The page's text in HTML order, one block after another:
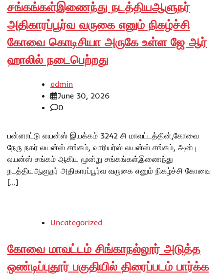
சங்கங்கள்இணைந்து நடத்தியஆளுநர்
அதிகாரப்பூர்வ வருகை எனும் நிகழ்ச்சி
கோவை கொடிசியா அருகே உள்ள ஜே ஆர்
ஹாலில் நடைபெற்றது
admin
June 30, 2026
0
பன்னாட்டு லயன்ஸ் இயக்கம் 3242 சி மாவட்டத்தின்,கோவை
நேரு நகர் லயன்ஸ் சங்கம், வாரியர்ஸ் லயன்ஸ் சங்கம், அன்பு
லயன்ஸ் சங்கம் ஆகிய மூன்று சங்கங்கள்இணைந்து
நடத்தியஆளுநர் அதிகாரப்பூர்வ வருகை எனும் நிகழ்ச்சி கோவை
[…]
Uncategorized
கோவை மாவட்டம் சிங்காநல்லூர் அடுத்த
ஒண்டிப்புதூர் பகுதியில் திரைப்படம் பார்க்க